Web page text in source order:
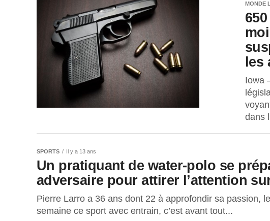
MONDE
les
Iowa
dans
SPORTS Il y a 13 ans
Un pratiquant de water-polo se
adversaire pour attirer l’attention
Pierre Larro a 36 ans dont 22 à approfondir sa passion,
semaine ce sport avec entrain, c’est avant tout...